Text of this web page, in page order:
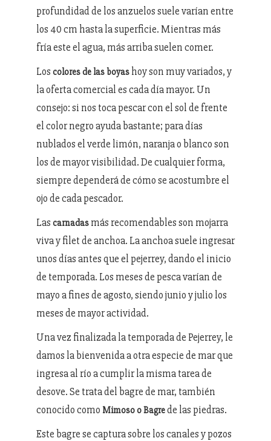
profundidad de los anzuelos suele varían entre
los 40 cm hasta la superficie. Mientras más
fría este el agua, más arriba suelen comer.
Los colores de las boyas hoy son muy variados, y
la oferta comercial es cada día mayor. Un
consejo: si nos toca pescar con el sol de frente
el color negro ayuda bastante; para días
nublados el verde limón, naranja o blanco son
los de mayor visibilidad. De cualquier forma,
siempre dependerá de cómo se acostumbre el
ojo de cada pescador.
Las carnadas más recomendables son mojarra
viva y filet de anchoa. La anchoa suele ingresar
unos días antes que el pejerrey, dando el inicio
de temporada. Los meses de pesca varían de
mayo a fines de agosto, siendo junio y julio los
meses de mayor actividad.
Una vez finalizada la temporada de Pejerrey, le
damos la bienvenida a otra especie de mar que
ingresa al río a cumplir la misma tarea de
desove. Se trata del bagre de mar, también
conocido como Mimoso o Bagrede las piedras.
Este bagre se captura sobre los canales y pozos